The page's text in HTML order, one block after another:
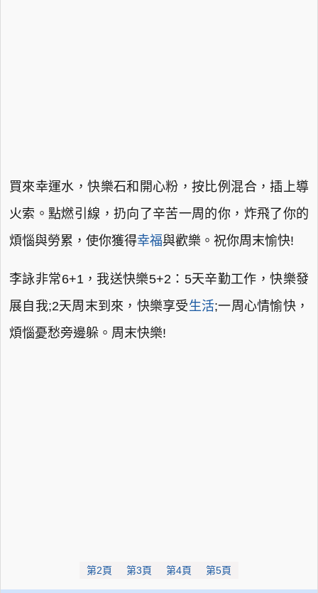
買來幸運水，快樂石和開心粉，按比例混合，插上導
火索。點燃引線，扔向了辛苦一周的你，炸飛了你的
煩惱與勞累，使你獲得幸福與歡樂。祝你周末愉快!
李詠非常6+1，我送快樂5+2：5天辛勤工作，快樂發
展自我;2天周末到來，快樂享受生活;一周心情愉快，
煩惱憂愁旁邊躲。周末快樂!
第2頁 第3頁 第4頁 第5頁